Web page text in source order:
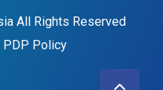
All Rights Reserved
PDP Policy